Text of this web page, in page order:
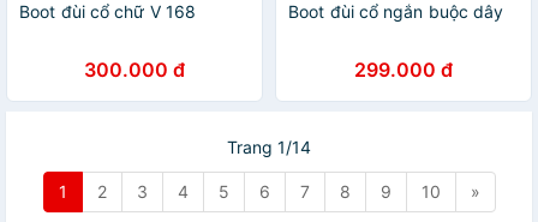
Boot đùi cổ chữ V 168
300.000 đ
Boot đùi cổ ngắn buộc dây
299.000 đ
Trang 1/14
1 2 3 4 5 6 7 8 9 10 »